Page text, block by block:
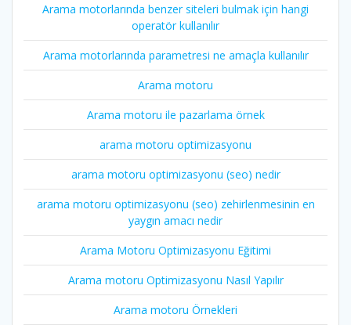
Arama motorlarında benzer siteleri bulmak için hangi
operatör kullanılır
Arama motorlarında parametresi ne amaçla kullanılır
Arama motoru
Arama motoru ile pazarlama örnek
arama motoru optimizasyonu
arama motoru optimizasyonu (seo) nedir
arama motoru optimizasyonu (seo) zehirlenmesinin en
yaygın amacı nedir
Arama Motoru Optimizasyonu Eğitimi
Arama motoru Optimizasyonu Nasıl Yapılır
Arama motoru Örnekleri